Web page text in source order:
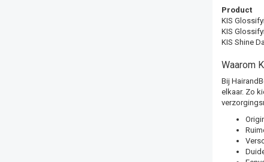
Product
KIS
KIS
KIS Shine
Waarom
Bij
elkaar. Zo